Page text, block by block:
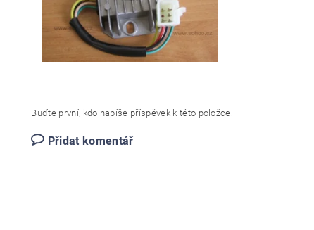
Buďte první, kdo napíše příspěvek k této položce.
Přidat komentář